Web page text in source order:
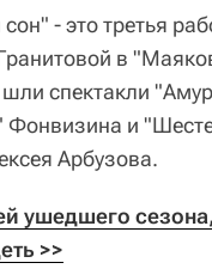
- это третья
в
спектакли
Фонвизина и
Арбузова.
ушедшего
>>